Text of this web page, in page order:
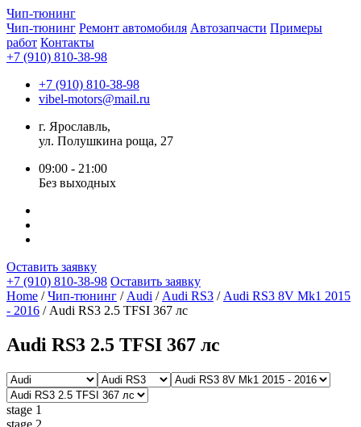
Чип-тюнинг
Чип-тюнинг Ремонт автомобиля Автозапчасти Примеры
работ Контакты
+7 (910) 810-38-98
+7 (910) 810-38-98
vibel-motors@mail.ru
г. Ярославль,
ул. Полушкина роща, 27
09:00 - 21:00
Без выходных
Оставить заявку
+7 (910) 810-38-98 Оставить заявку
Home /Чип-тюнинг / Audi / Audi RS3 / Audi RS3 8V Mk1 2015
- 2016 / Audi RS3 2.5 TFSI 367 лс
Audi RS3 2.5 TFSI 367 лс
stage 1
stage 2